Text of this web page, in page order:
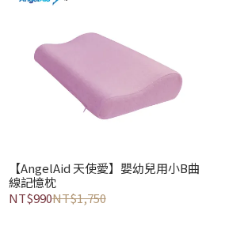
【AngelAid 天使愛】嬰幼兒用小B曲
線記憶枕
NT$990NT$1,750